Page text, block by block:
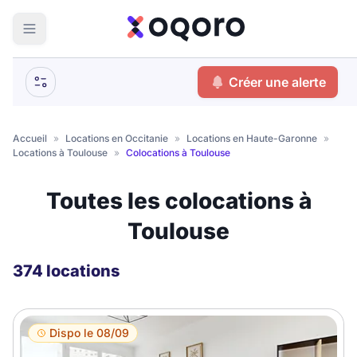
Votre
Que recherchez-vous ?
Logement entier
Coliving
Résidence étudiante
Meublé ?
recherche
Créer une alerte
Accueil » Locations en Occitanie » Locations en Haute-Garonne »
Locations à Toulouse » Colocations à Toulouse
Toutes les colocations à
Toulouse
374 locations
Dispo le 08/09